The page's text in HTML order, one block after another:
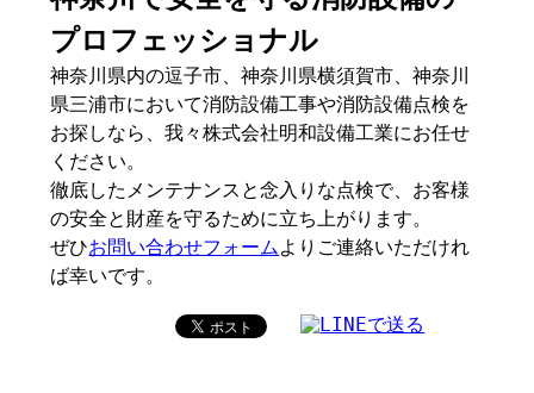
プロフェッショナル
神奈川県内の逗子市、神奈川県横須賀市、神奈川
県三浦市において消防設備工事や消防設備点検を
お探しなら、我々株式会社明和設備工業にお任せ
ください。
徹底したメンテナンスと念入りな点検で、お客様
の安全と財産を守るために立ち上がります。
ぜひお問い合わせフォームよりご連絡いただけれ
ば幸いです。